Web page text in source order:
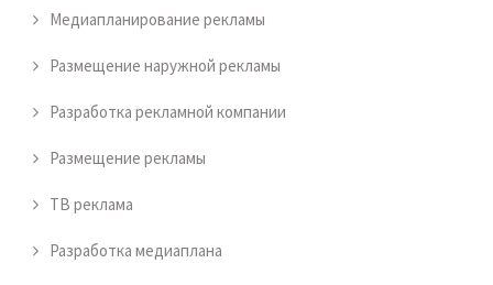
Медиапланирование рекламы
Размещение наружной рекламы
Разработка рекламной компании
Размещение рекламы
ТВ реклама
Разработка медиаплана